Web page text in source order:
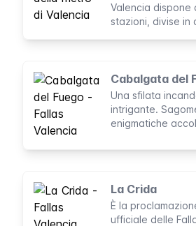
Valencia dispone
stazioni, divise in
ottimo modo per
Cabalgata del
Una sfilata
intrigante.
enigmatiche
pubblico
La Crida
È la
ufficiale delle